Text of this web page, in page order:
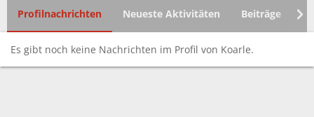
Profilnachrichten Neueste Aktivitäten Beiträge
Es gibt noch keine Nachrichten im Profil von Koarle.